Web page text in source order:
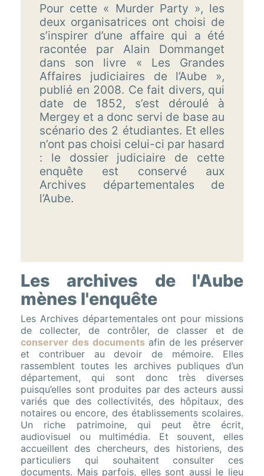
Pour cette « Murder Party », les
deux organisatrices ont choisi de
s’inspirer d’une affaire qui a été
racontée par Alain Dommanget
dans son livre « Les Grandes
Affaires judiciaires de l’Aube »,
publié en 2008. Ce fait divers, qui
date de 1852, s’est déroulé à
Mergey et a donc servi de base au
scénario des 2 étudiantes. Et elles
n’ont pas choisi celui-ci par hasard
: le dossier judiciaire de cette
enquête est conservé aux
Archives départementales de
l’Aube.
Les archives de l'Aube
mènes l'enquête
Les Archives départementales ont pour missions
de collecter, de contrôler, de classer et de
conserver des documents afin de les préserver
et contribuer au devoir de mémoire. Elles
rassemblent toutes les archives publiques d’un
département, qui sont donc très diverses
puisqu’elles sont produites par des acteurs aussi
variés que des collectivités, des hôpitaux, des
notaires ou encore, des établissements scolaires.
Un riche patrimoine, qui peut être écrit,
audiovisuel ou multimédia. Et souvent, elles
accueillent des chercheurs, des historiens, des
particuliers qui souhaitent consulter ces
documents. Mais parfois, elles sont aussi le lieu